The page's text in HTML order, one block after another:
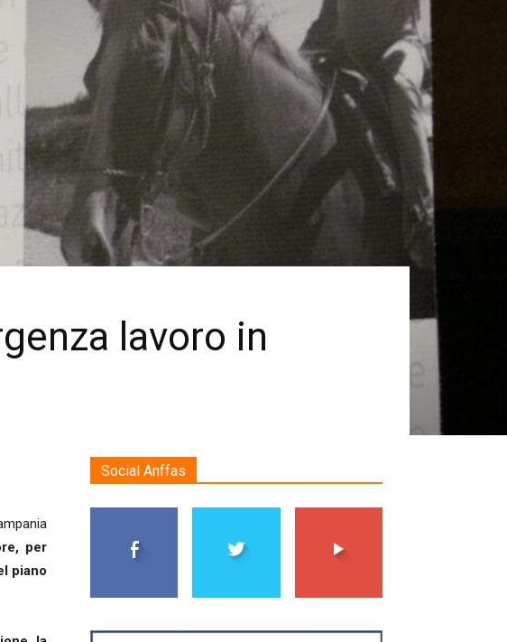
lavoro in
per
piano
Social Anffas